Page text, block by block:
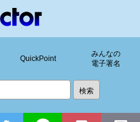
QuickPoint
みんなの
電子署名